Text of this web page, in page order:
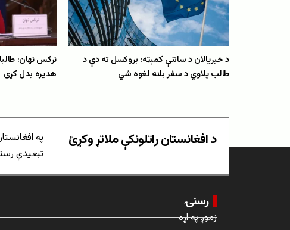
د خبریالان د ساتنې کمېټه: بروکسل ته دې د
طالب پلاوي د سفر بلنه لغوه شي
نرګس نهان:
هدیره بدل کړی
د افغانستان راتلونکې ملاتړ وکړئ
په
تبعیدي
رسنۍ
زموږ په اړه